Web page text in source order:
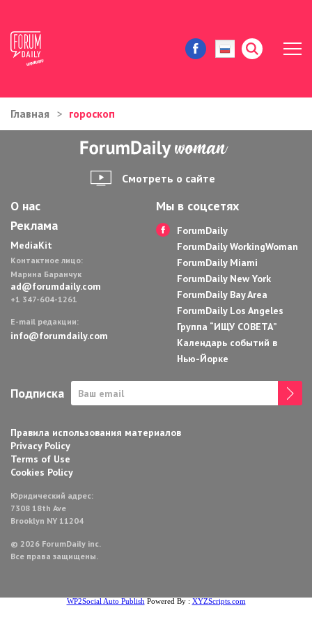
ЖИЗНЬ И ИСТОРИИ
ИММИГРАЦИЯ В США
АВТОРСКИЕ КОЛОНКИ
ЗДОРОВЬЕ И КРАСОТА
ДОМ И ЕДА
Главная гороскоп
Смотреть о сайте
О нас
Реклама
MediaKit
Контактное лицо:
Марина Баранчук
ad@forumdaily.com
+1 347-604-1261
E-mail редакции:
info@forumdaily.com
Мы в соцсетях
ForumDaily
ForumDaily WorkingWoman
ForumDaily Miami
ForumDaily New York
ForumDaily Bay Area
ForumDaily Los Angeles
Группа “ИЩУ СОВЕТА”
Календарь событий в
Нью-Йорке
Подписка
Правила использования материалов
Privacy Policy
Terms of Use
Cookies Policy
Юридический адрес:
7308 18th Ave
Brooklyn NY 11204
© 2026 ForumDaily inc.
Все права защищены.
WP2Social Auto Publish Powered By : XYZScripts.com